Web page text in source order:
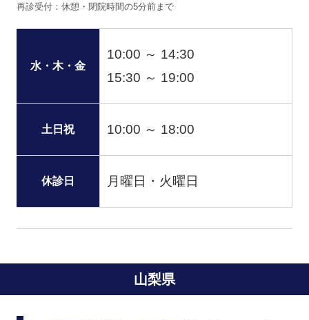
再診受付：休憩・閉院時間の5分前まで
水・木・金
10:00 ～ 14:30
15:30 ～ 19:00
土日祝 10:00 ～ 18:00
休診日 月曜日・火曜日
山梨県